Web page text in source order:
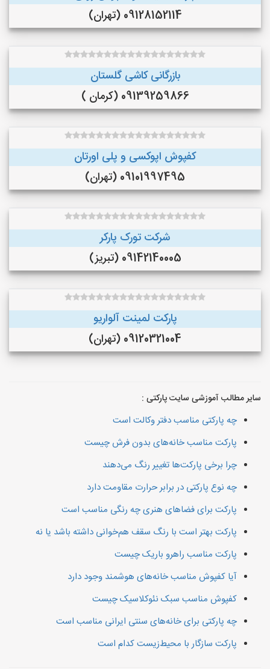
09128152114 (تهران)
بازرگانی کاشی گلستان
09139259866 (کرمان )
کفپوش اپوکسی و پلی اورتان
09101997495 (تهران)
شرکت تورک پارکر
09142140005 (تبریز)
پارکت لمینت آلواریو
09120321004 (تهران)
سایر مطالب آموزشی سایت پارکتی :
چه پارکتی مناسب دفتر وکالت است
پارکت مناسب خانه‌های بدون فرش چیست
چرا برخی پارکت‌ها تغییر رنگ می‌دهند
چه نوع پارکتی در برابر حرارت مقاومت دارد
پارکت برای فضاهای هنری چه رنگی مناسب است
پارکت بهتر است با رنگ سقف هم‌خوانی داشته باشد یا نه
پارکت مناسب راهرو باریک چیست
آیا کفپوش مناسب خانه‌های هوشمند وجود دارد
کفپوش مناسب سبک نئوکلاسیک چیست
چه پارکتی برای خانه‌های سنتی ایرانی مناسب است
پارکت سازگار با محیط‌زیست کدام است